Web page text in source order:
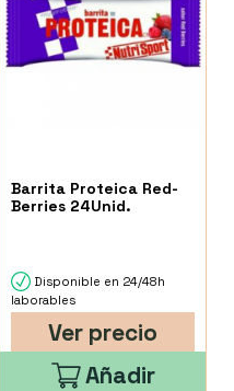
Barrita Proteica Red-
Berries 24Unid.
Disponible en 24/48h
laborables
Ver precio
Añadir